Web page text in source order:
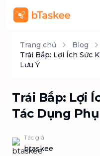
Trang chủ Blog
Trái Bắp: Lợi Ích Sức
Lưu Ý
Trái Bắp: Lợi
Tác Dụng
Tác giả
btaskee